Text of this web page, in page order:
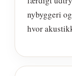
nybyggeri
hvor